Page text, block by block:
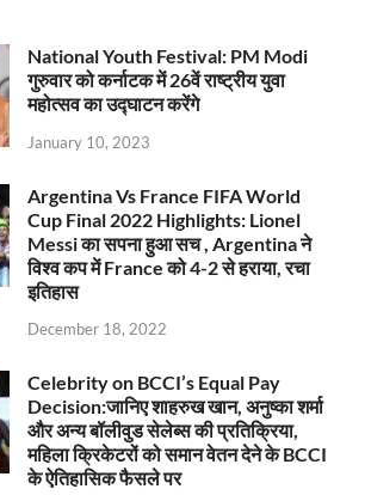
National Youth Festival: PM Modi
गुरुवार को कर्नाटक में 26वें राष्ट्रीय युवा
महोत्सव का उद्घाटन करेंगे
January 10, 2023
Argentina Vs France FIFA World
Cup Final 2022 Highlights: Lionel
Messi का सपना हुआ सच , Argentina ने
विश्व कप में France को 4-2 से हराया, रचा
इतिहास
December 18, 2022
Celebrity on BCCI’s Equal Pay
Decision:जानिए शाहरुख खान, अनुष्का शर्मा
और अन्य बॉलीवुड सेलेब्स की प्रतिक्रिया,
महिला क्रिकेटरों को समान वेतन देने के BCCI
के ऐतिहासिक फैसले पर